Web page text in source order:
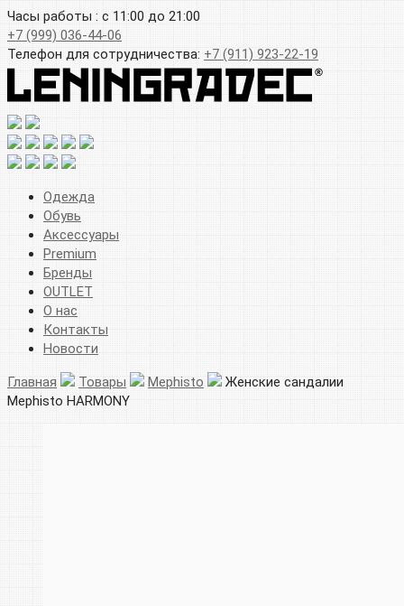
Часы работы : с 11:00 до 21:00
+7 (999) 036-44-06
Телефон для сотрудничества: +7 (911) 923-22-19
Одежда
Обувь
Аксессуары
Premium
Бренды
OUTLET
О нас
Контакты
Новости
Главная Товары Mephisto
Женские сандалии
Mephisto HARMONY